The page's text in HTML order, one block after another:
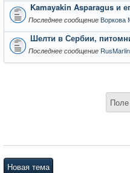
Kamayakin Asparagus и
Последнее сообщение Воркова
Шелти в Сербии,
Последнее сообщение
Поле
Новая тема